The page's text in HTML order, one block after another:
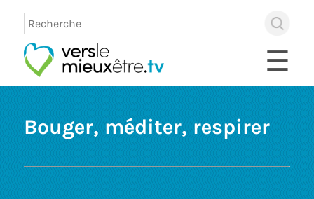
×
to
to
go
☰
Bouger, méditer, respirer